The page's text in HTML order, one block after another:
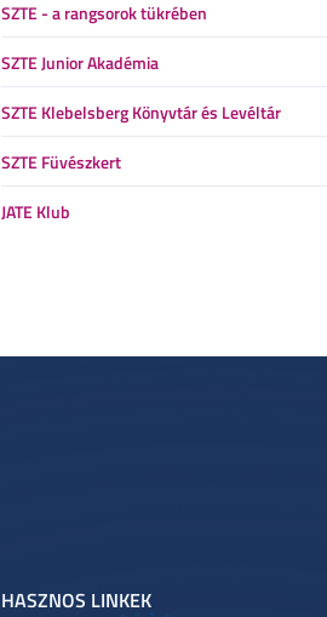
SZTE - a rangsorok tükrében
SZTE Junior Akadémia
SZTE Klebelsberg Könyvtár és Levéltár
SZTE Füvészkert
JATE Klub
HASZNOS LINKEK